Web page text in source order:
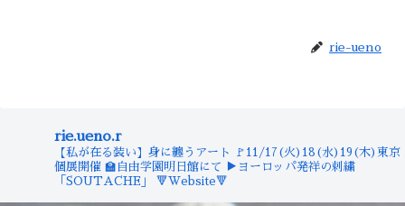
rie-ueno
rie.ueno.r
【私が在る装い】身に纏うアート
🚩11/17(火)18(水)19(木)東京
個展開催 🏫自由学園明日館にて
▶︎ヨーロッパ発祥の刺繍
「SOUTACHE」
🔻Website🔻